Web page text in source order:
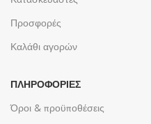
Προσφορές
Καλάθι αγορών
ΠΛΗΡΟΦΟΡΊΕΣ
Όροι & προϋποθέσεις